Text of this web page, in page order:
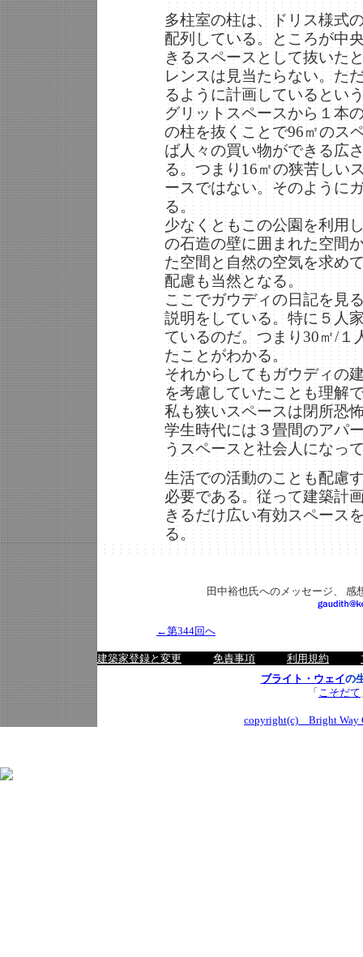
多柱室の柱は、ドリス様式
配列している。ところが中
きるスペースとして抜いた
レンスは見当たらない。た
るように計画しているとい
グリットスペースから１本
の柱を抜くことで96㎡のス
ば人々の買い物ができる広
る。つまり16㎡の狭苦しい
ースではない。そのように
る。
少なくともこの公園を利用
の石造の壁に囲まれた空間
た空間と自然の空気を求め
配慮も当然となる。
ここでガウディの日記を見
説明をしている。特に５人
ているのだ。つまり30㎡/１
たことがわかる。
それからしてもガウディの
を考慮していたことも理解
私も狭いスペースは閉所恐
学生時代には３畳間のアパ
うスペースと社会人になっ
生活での活動のことも配慮
必要である。従って建築計
きるだけ広い有効スペース
る。
田中裕也氏へのメッセージ、 感
←第344回へ
建築家登録と変更 免責事項 利用規約
ブライト・ウェイの
「 こそだて
copyright(c) Bright Way